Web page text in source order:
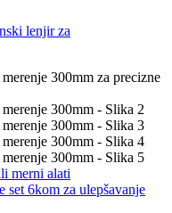
merni alati